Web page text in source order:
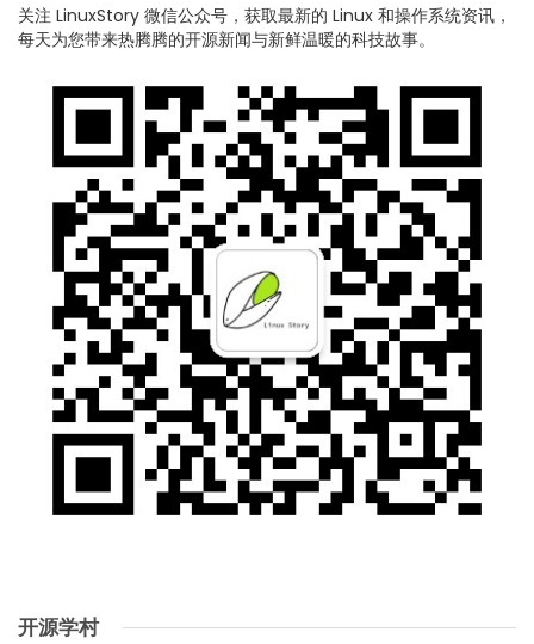
关注 LinuxStory 微信公众号，获取最新的 Linux 和操作系统资讯，
每天为您带来热腾腾的开源新闻与新鲜温暖的科技故事。
开源学村